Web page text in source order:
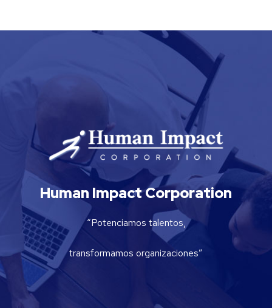
Human Impact Corporation
“Potenciamos talentos,
transformamos organizaciones”